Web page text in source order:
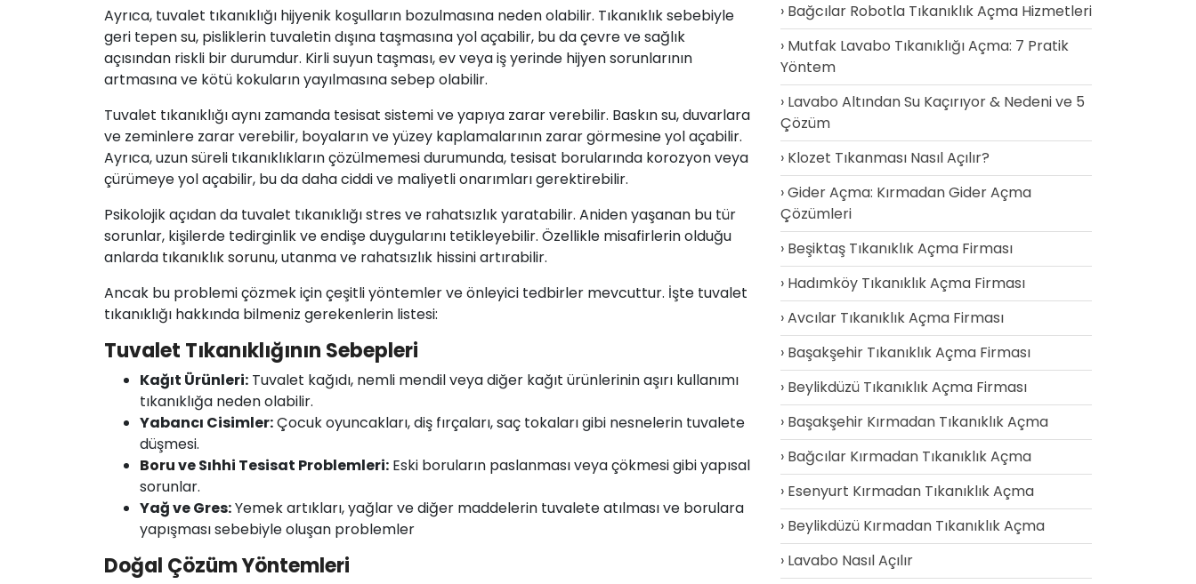
Ayrıca, tuvalet tıkanıklığı hijyenik koşulların bozulmasına neden olabilir. Tıkanıklık sebebiyle
geri tepensu, pisliklerin tuvaletin dışına taşmasına yol açabilir, bu da çevre ve sağlık
açısından riskli bir durumdur. Kirli suyun taşması, ev veya iş yerinde hijyen sorunlarının
artmasına ve kötü kokuların yayılmasına sebep olabilir.
Tuvalet tıkanıklığı aynı zamanda tesisat sistemi ve yapıya zarar verebilir. Baskın su, duvarlara
ve zeminlere zarar verebilir, boyaların ve yüzey kaplamalarının zarar görmesine yol açabilir.
Ayrıca, uzun süreli tıkanıklıkların çözülmemesi durumunda, tesisat borularında korozyon veya
çürümeye yol açabilir, bu da daha ciddi ve maliyetli onarımları gerektirebilir.
Psikolojik açıdan da tuvalet tıkanıklığı stres ve rahatsızlık yaratabilir. Aniden yaşanan bu tür
sorunlar, kişilerde tedirginlik ve endişe duygularını tetikleyebilir. Özellikle misafirlerin olduğu
anlarda tıkanıklık sorunu, utanma ve rahatsızlık hissini artırabilir.
Ancak bu problemi çözmek için çeşitli yöntemler ve önleyici tedbirler mevcuttur. İşte tuvalet
tıkanıklığı hakkında bilmeniz gerekenlerin listesi:
Tuvalet Tıkanıklığının Sebepleri
Kağıt Ürünleri: Tuvalet kağıdı, nemli mendil veya diğer kağıt ürünlerinin aşırı kullanımı
tıkanıklığa neden olabilir.
Yabancı Cisimler:Çocuk oyuncakları, diş fırçaları, saç tokaları gibi nesnelerin tuvalete
düşmesi.
Boruve Sıhhi Tesisat Problemleri: Eski boruların paslanması veya çökmesi gibi yapısal
sorunlar.
Yağ ve Gres:Yemek artıkları, yağlar ve diğer maddelerin tuvalete atılması ve borulara
yapışması sebebiyle oluşan problemler
Doğal Çözüm Yöntemleri
Bağcılar Robotla Tıkanıklık Açma Hizmetleri
Mutfak Lavabo Tıkanıklığı Açma: 7 Pratik
Yöntem
Lavabo Altından Su Kaçırıyor & Nedeni ve 5
Çözüm
Klozet Tıkanması Nasıl Açılır?
Gider Açma: Kırmadan Gider Açma
Çözümleri
Beşiktaş Tıkanıklık Açma Firması
Hadımköy Tıkanıklık Açma Firması
Avcılar Tıkanıklık Açma Firması
Başakşehir Tıkanıklık Açma Firması
Beylikdüzü Tıkanıklık Açma Firması
Başakşehir Kırmadan Tıkanıklık Açma
Bağcılar Kırmadan Tıkanıklık Açma
Esenyurt Kırmadan Tıkanıklık Açma
Beylikdüzü Kırmadan Tıkanıklık Açma
Lavabo Nasıl Açılır